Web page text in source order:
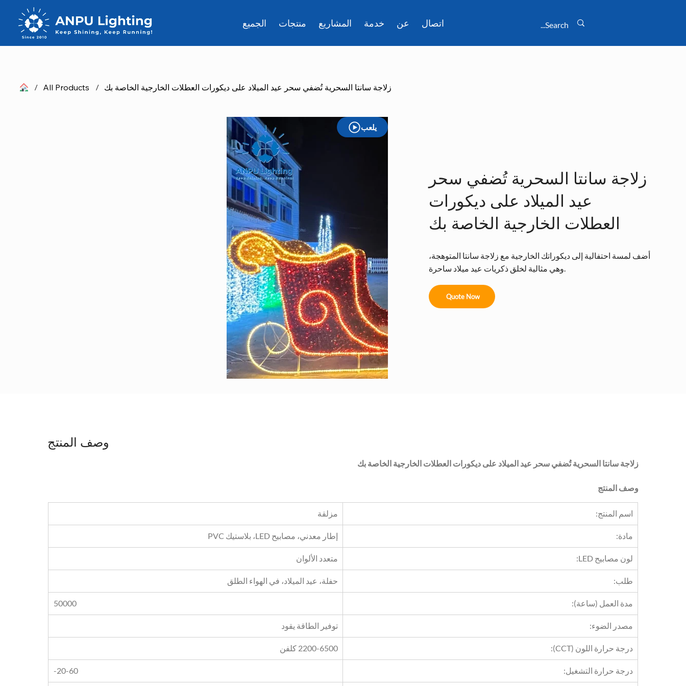
الجميع منتجات المشاريع خدمة عن اتصال
/ All Products / زلاجة سانتا السحرية تُضفي سحر عيد الميلاد على ديكورات العطلات الخارجية الخاصة بك
يلعب
زلاجة سانتا السحرية تُضفي سحر
عيد الميلاد على ديكورات
العطلات الخارجية الخاصة بك
أضف لمسة احتفالية إلى ديكوراتك الخارجية مع زلاجة سانتا المتوهجة،
Quote Now
وصف المنتج
زلاجة سانتا السحرية تُضفي سحر عيد الميلاد على ديكورات العطلات الخارجية الخاصة بك
وصف المنتج
اسم المنتج: مزلقة
مادة: إطار معدني، مصابيح LED، بلاستيك PVC
لون مصابيح LED: متعدد الألوان
طلب: حفلة، عيد الميلاد، في الهواء الطلق
مدة العمل (ساعة): 50000
مصدر الضوء: توفير الطاقة يقود
درجة حرارة اللون (CCT): 2200-6500 كلفن
درجة حرارة التشغيل: -20-60